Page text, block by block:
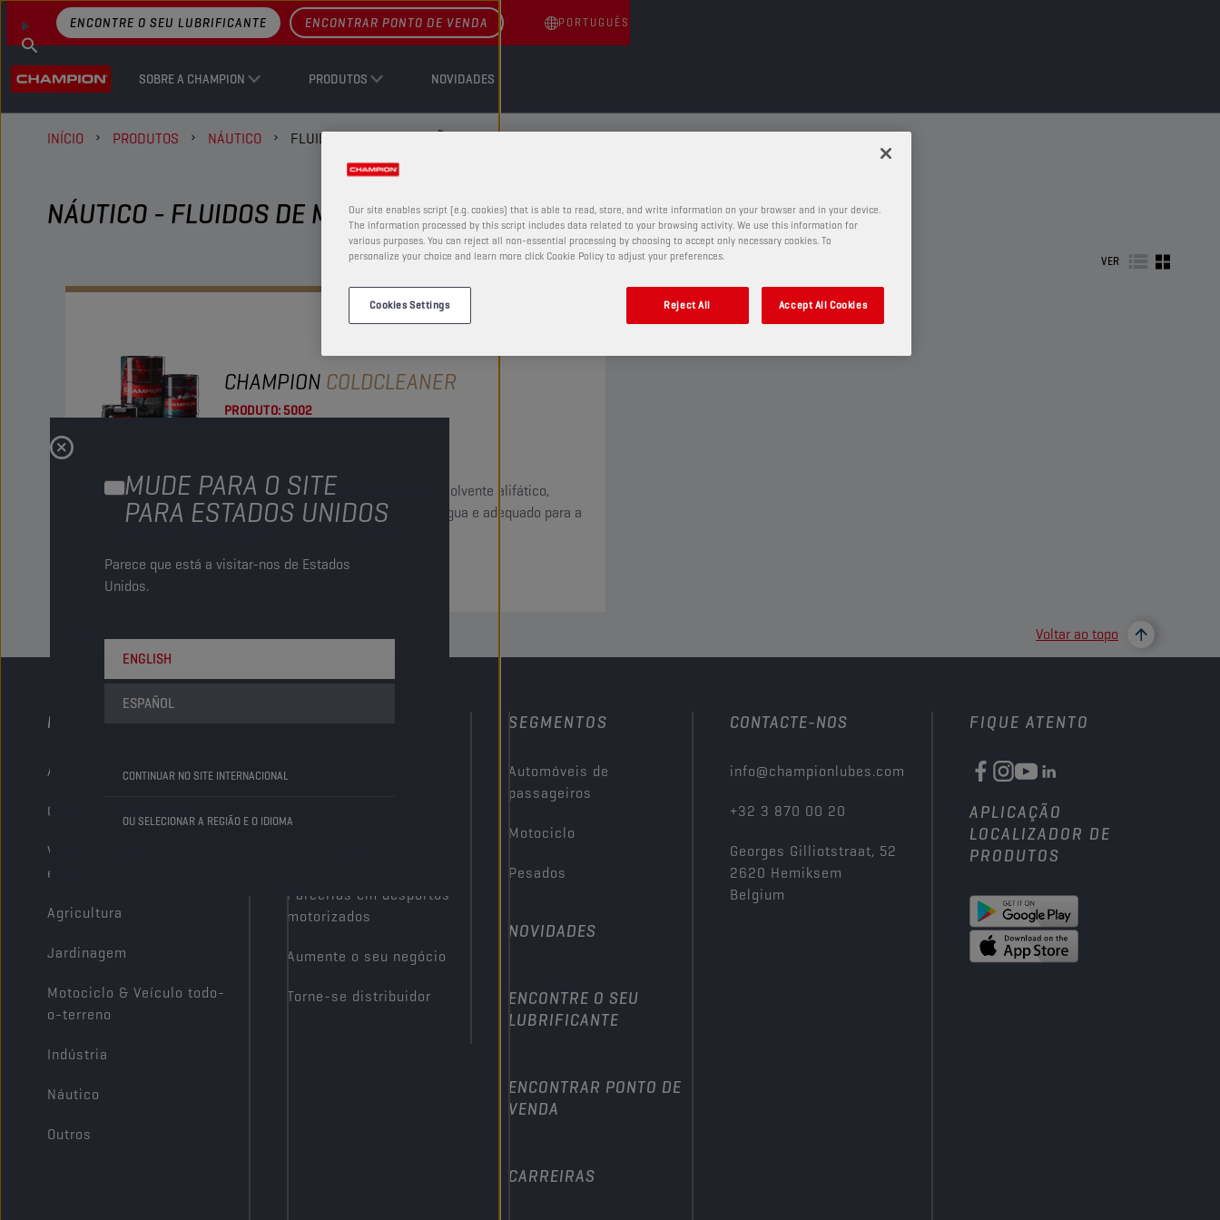
MUDE PARA O SITE
PARA ESTADOS UNIDOS
Parece que está a visitar-nos de Estados
Unidos.
ENGLISH
ESPAÑOL
CONTINUAR NO SITE INTERNACIONAL
OU SELECIONAR A REGIÃO E O IDIOMA
SOBRE A CHAMPION PRODUTOS NOVIDADES
ENCONTRE O SEU LUBRIFICANTE ENCONTRAR PONTO DE VENDA PORTUGUÊS
INÍCIO PRODUTOS NÁUTICO FLUIDOS DE MANUTENÇÃO
NÁUTICO - FLUIDOS DE MANUTENÇÃO
VER
FLUIDOS DE MANUTENÇÃO
CHAMPION COLDCLEANER
PRODUTO:5002
Trata-se de um produto solvente de limpeza, baseado num solvente alifático,
emulsionantes e agentes tensioativos. Para emulsão com água e adequado para a
Ver
Voltar ao topo
PRODUTOS
Automóveis de passageiros
Camiões e Autocarros
Veículos pesados fora de
estrada
Agricultura
Jardinagem
Motociclo & Veículo todo-
o-terreno
Indústria
Náutico
Outros
Sobre nós
Parcerias em desportos
motorizados
Aumente o seu negócio
Torne-se distribuidor
SEGMENTOS
Automóveis de
passageiros
Motociclo
Pesados
NOVIDADES
ENCONTRE O SEU
LUBRIFICANTE
ENCONTRAR PONTO DE
VENDA
CARREIRAS
CONTACTE-NOS
info@championlubes.com
+32 3 870 00 20
Georges Gilliotstraat, 52
2620 Hemiksem
Belgium
FIQUE ATENTO
APLICAÇÃO
LOCALIZADOR DE
PRODUTOS
Our site enables script (e.g. cookies) that is able to read, store, and write information on your browser and in your device.
The information processed by this script includes data related to your browsing activity. We use this information for
various purposes. You can reject all non-essential processing by choosing to accept only necessary cookies. To
personalize your choice and learn more click Cookie Policy to adjust your preferences.
Cookies Settings Reject All Accept All Cookies